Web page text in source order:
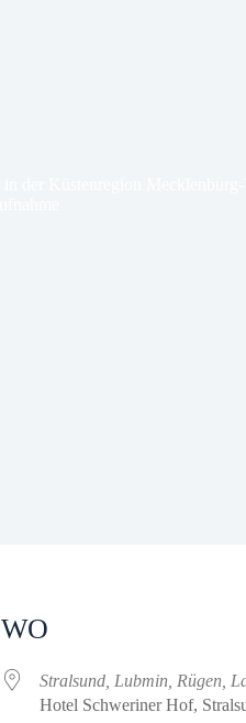
WO
Stralsund, Lubmin, Rügen,
Hotel Schweriner Hof,